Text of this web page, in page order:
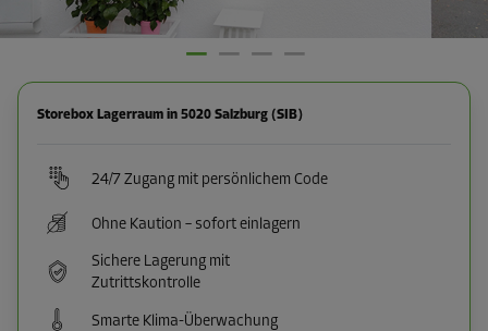
Storebox Lagerraum in 5020 Salzburg (SIB)
24/7 Zugang mit persönlichem Code
Ohne Kaution – sofort einlagern
Sichere Lagerung mit
Zutrittskontrolle
Smarte Klima-Überwachung